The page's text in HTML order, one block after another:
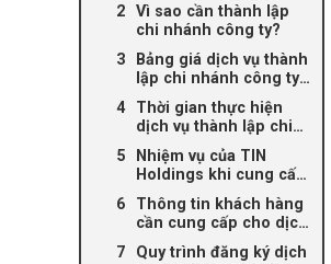
Vì sao cần thành lập
chi nhánh công ty?
Bảng giá dịch vụ thành
lập chi nhánh công ty
Thời gian thực hiện
dịch vụ thành lập chi
nhánh công ty tại TIN
Holdings
Nhiệm vụ của TIN
Holdings khi cung cấp
nhánh công ty
Thông tin khách hàng
cần cung cấp cho dịch
công ty TIN Holdings
Quy trình đăng ký dịch